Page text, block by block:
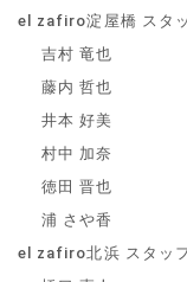
el zafiro淀屋橋 スタ
吉村 竜也
藤内 哲也
井本 好美
村中 加奈
徳田 晋也
浦 さや香
el zafiro北浜 スタッ